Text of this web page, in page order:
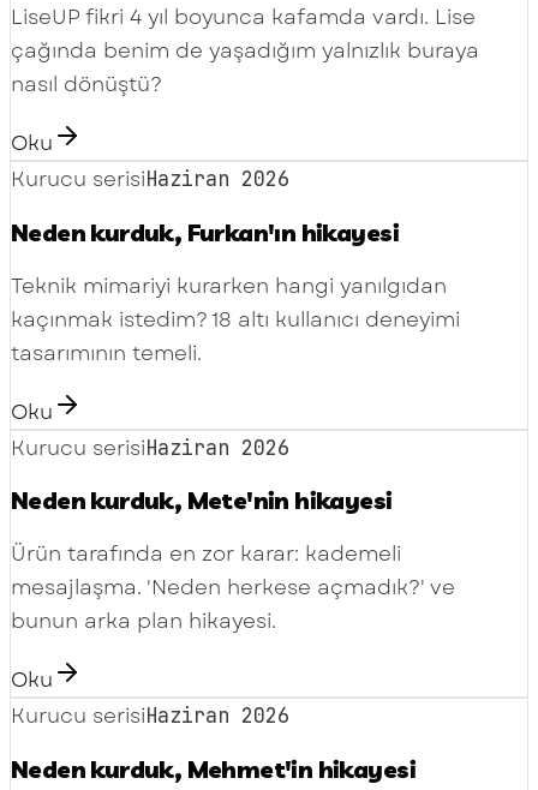
LiseUP fikri 4 yıl boyunca kafamda vardı. Lise
çağında benim de yaşadığım yalnızlık buraya
nasıl dönüştü?
Oku
Kurucu serisiHaziran 2026
Neden kurduk, Furkan'ın hikayesi
Teknik mimariyi kurarken hangi yanılgıdan
kaçınmak istedim? 18 altı kullanıcı deneyimi
tasarımının temeli.
Oku
Kurucu serisiHaziran 2026
Neden kurduk, Mete'nin hikayesi
Ürün tarafında en zor karar: kademeli
mesajlaşma. 'Neden herkese açmadık?' ve
bunun arka plan hikayesi.
Oku
Kurucu serisiHaziran 2026
Neden kurduk, Mehmet'in hikayesi